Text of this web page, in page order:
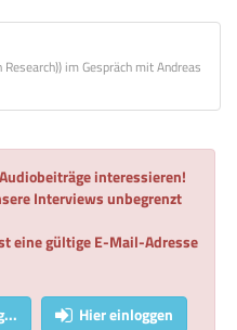
im Gespräch mit Andreas
interessieren!
Interviews unbegrenzt
eine gültige E-Mail-Adresse
Hier einloggen